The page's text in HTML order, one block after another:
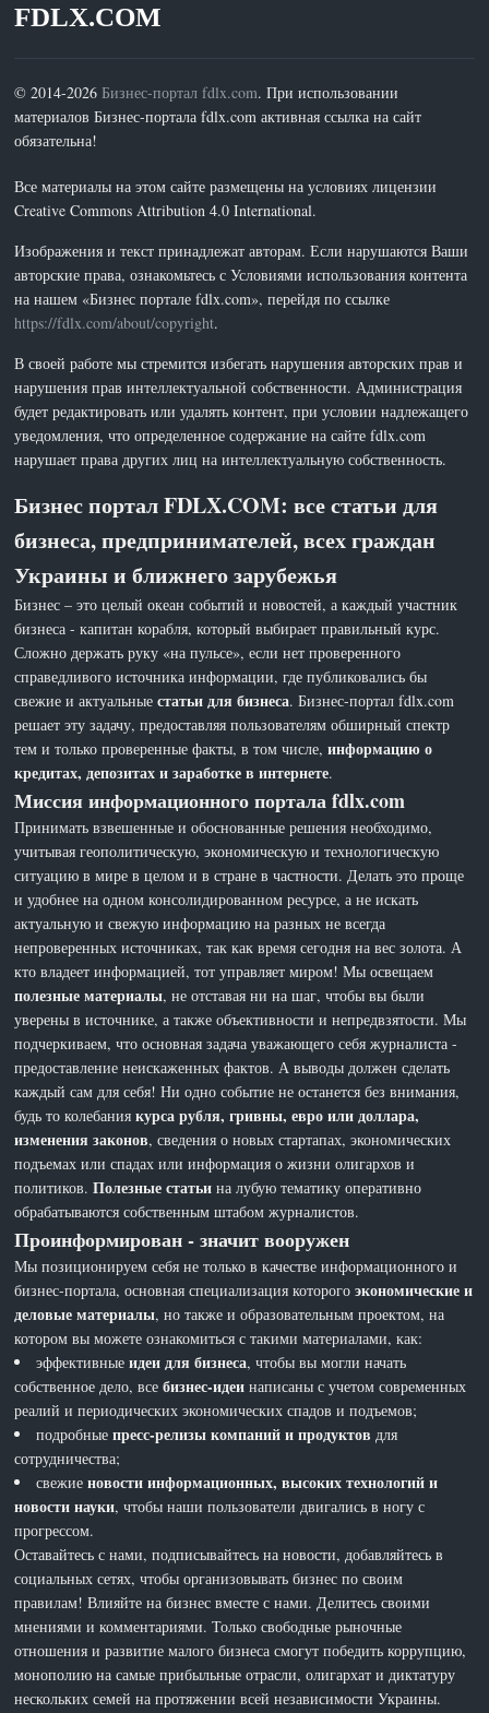
FDLX.COM
© 2014-2026Бизнес-портал fdlx.com. При использовании
материалов Бизнес-портала fdlx.com активная ссылка на сайт
обязательна!
Все материалы на этом сайте размещены на условиях лицензии
Creative Commons Attribution 4.0 International.
Изображения и текст принадлежат авторам. Если нарушаются Ваши
авторские права, ознакомьтесь с Условиями использования контента
на нашем «Бизнес портале fdlx.com», перейдя по ссылке
https://fdlx.com/about/copyright.
В своей работе мы стремится избегать нарушения авторских прав и
нарушения прав интеллектуальной собственности. Администрация
будет редактировать или удалять контент, при условии надлежащего
уведомления, что определенное содержание на сайте fdlx.com
нарушает права других лиц на интеллектуальную собственность.
Бизнес портал FDLX.COM: все статьи для
бизнеса, предпринимателей, всех граждан
Украины и ближнего зарубежья
Бизнес – это целый океан событий и новостей, а каждый участник
бизнеса - капитан корабля, который выбирает правильный курс.
Сложно держать руку «на пульсе», если нет проверенного
справедливого источника информации, где публиковались бы
свежие и актуальныестатьи для бизнеса. Бизнес-портал fdlx.com
решает эту задачу, предоставляя пользователям обширный спектр
тем и только проверенные факты, в том числе,информацию о
кредитах, депозитах и заработке в интернете.
Миссия информационного портала fdlx.com
Принимать взвешенные и обоснованные решения необходимо,
учитывая геополитическую, экономическую и технологическую
ситуацию в мире в целом и в стране в частности. Делать это проще
и удобнее на одном консолидированном ресурсе, а не искать
актуальную и свежую информацию на разных не всегда
непроверенных источниках, так как время сегодня на вес золота. А
кто владеет информацией, тот управляет миром! Мы освещаем
полезные материалы, не отставая ни на шаг, чтобы вы были
уверены в источнике, а также объективности и непредвзятости. Мы
подчеркиваем, что основная задача уважающего себя журналиста -
предоставление неискаженных фактов. А выводы должен сделать
каждый сам для себя! Ни одно событие не останется без внимания,
будь то колебаниякурса рубля, гривны, евро или доллара,
изменения законов, сведения о новых стартапах, экономических
подъемах или спадах или информация о жизни олигархов и
политиков.Полезные статьи на лубую тематику оперативно
обрабатываются собственным штабом журналистов.
Проинформирован - значит вооружен
Мы позиционируем себя не только в качестве информационного и
бизнес-портала, основная специализация которогоэкономические и
деловые материалы, но также и образовательным проектом, на
котором вы можете ознакомиться с такими материалами, как:
эффективныеидеи для бизнеса, чтобы вы могли начать
собственное дело, всебизнес-идеи написаны с учетом современных
реалий и периодических экономических спадов и подъемов;
подробныепресс-релизы компаний и продуктов для
сотрудничества;
свежиеновости информационных, высоких технологий и
новости науки, чтобы наши пользователи двигались в ногу с
прогрессом.
Оставайтесь с нами, подписывайтесь на новости, добавляйтесь в
социальных сетях, чтобы организовывать бизнес по своим
правилам! Влияйте на бизнес вместе с нами. Делитесь своими
мнениями и комментариями. Только свободные рыночные
отношения и развитие малого бизнеса смогут победить коррупцию,
монополию на самые прибыльные отрасли, олигархат и диктатуру
нескольких семей на протяжении всей независимости Украины.